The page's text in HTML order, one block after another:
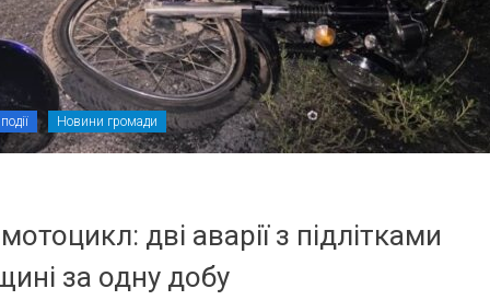
Новини громади
дві аварії з підлітками
за одну добу